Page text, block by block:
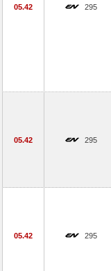
05.42 295
05.42 295
05.42 295